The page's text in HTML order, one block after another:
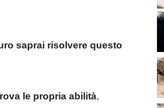
saprai risolvere questo
le propria abilità,